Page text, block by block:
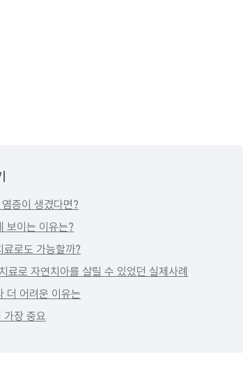
증이 생겼다면?
보이는 이유는?
료로도 가능할까?
료로 자연치아를 살릴 수 있었던 실제사례
더 어려운 이유는
가장 중요